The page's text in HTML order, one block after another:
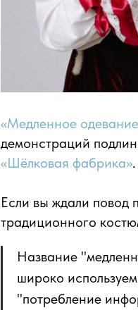
«Медленное
демонстраций
«Шёлковая фабрика».
Если вы ждали повод
традиционного
Название
широко
"потребление